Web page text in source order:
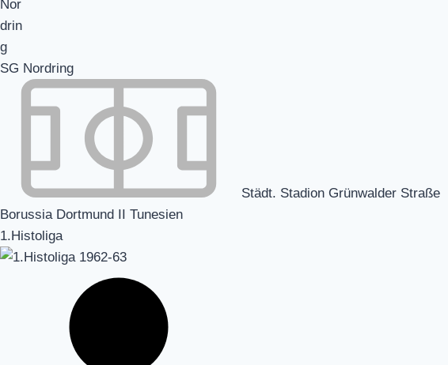
SG Nordring
Städt. Stadion Grünwalder Straße
Borussia Dortmund II Tunesien
1.Histoliga